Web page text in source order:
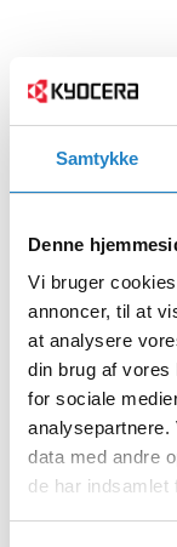
Samtykke
Denne
Vi bruger
annoncer, til at
at analysere
din brug af vores
for sociale
analysepartnere.
data med andre
de har indsamlet